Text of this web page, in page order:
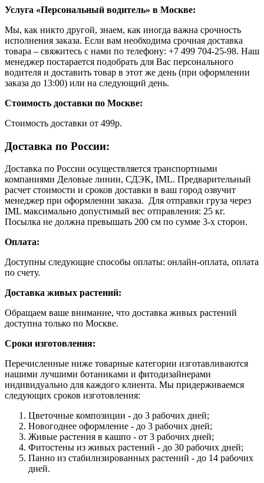
Услуга «Персональный водитель» в Москве:
Мы, как никто другой, знаем, как иногда важна срочность
исполнения заказа. Если вам необходима срочная доставка
товара – свяжитесь с нами по телефону: +7 499 704-25-98. Наш
менеджер постарается подобрать для Вас персонального
водителя и доставить товар в этот же день (при оформлении
заказа до 13:00) или на следующий день.
Стоимость доставки по Москве:
Cтоимость доставки от 499р.
Доставка по России:
Доставка по России осуществляется транспортными
компаниями Деловые линии, СДЭК, IML. Предварительный
расчет стоимости и сроков доставки в ваш город озвучит
менеджер при оформлении заказа. Для отправки груза через
IML максимально допустимый вес отправления: 25 кг.
Посылка не должна превышать 200 см по сумме 3-х сторон.
Оплата:
Доступны следующие способы оплаты: онлайн-оплата, оплата
по счету.
Доставка живых растений:
Обращаем ваше внимание, что доставка живых растений
доступна только по Москве.
Сроки изготовления:
Перечисленные ниже товарные категории изготавливаются
нашими лучшими ботаниками и фитодизайнерами
индивидуально для каждого клиента. Мы придерживаемся
следующих сроков изготовления:
Цветочные композиции - до 3 рабочих дней;
Новогоднее оформление - до 3 рабочих дней;
Живые растения в кашпо - от 3 рабочих дней;
Фитостены из живых растений - до 30 рабочих дней;
Панно из стабилизированных растений - до 14 рабочих
дней.